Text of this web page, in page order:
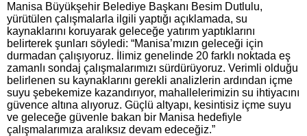
Manisa Büyükşehir Belediye Başkanı Besim Dutlulu,
yürütülen çalışmalarla ilgili yaptığı açıklamada, su
kaynaklarını koruyarak geleceğe yatırım yaptıklarını
belirterek şunları söyledi: “Manisa’mızın geleceği için
durmadan çalışıyoruz. İlimiz genelinde 20 farklı noktada eş
zamanlı sondaj çalışmalarımızı sürdürüyoruz. Verimli olduğu
belirlenen su kaynaklarını gerekli analizlerin ardından içme
suyu şebekemize kazandırıyor, mahallelerimizin su ihtiyacını
güvence altına alıyoruz. Güçlü altyapı, kesintisiz içme suyu
ve geleceğe güvenle bakan bir Manisa hedefiyle
çalışmalarımıza aralıksız devam edeceğiz.”